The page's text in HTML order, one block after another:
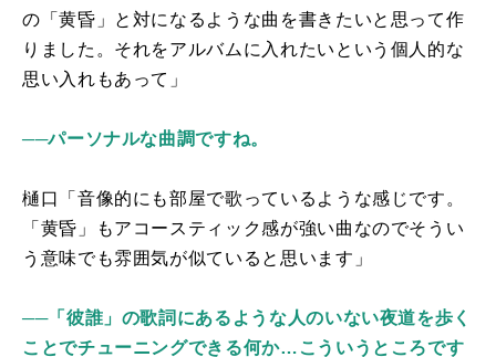
の「黄昏」と対になるような曲を書きたいと思って作
りました。それをアルバムに入れたいという個人的な
思い入れもあって」
──パーソナルな曲調ですね。
樋口「音像的にも部屋で歌っているような感じです。
「黄昏」もアコースティック感が強い曲なのでそうい
う意味でも雰囲気が似ていると思います」
──「彼誰」の歌詞にあるような人のいない夜道を歩く
ことでチューニングできる何か…こういうところです